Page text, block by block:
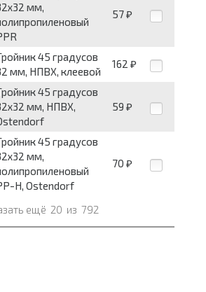
мм,
57 ₽
45 градусов
мм, НПВХ, клеевой
162 ₽
45 градусов
мм, НПВХ,
59 ₽
45 градусов
мм,
H, Ostendorf
70 ₽
ещё 20 из 792